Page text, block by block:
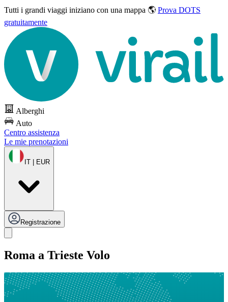
Tutti i grandi viaggi iniziano con una mappa 🌎 Prova DOTS
gratuitamente
Alberghi
Auto
Centro assistenza
Le mie prenotazioni
IT | EUR
Registrazione
Roma a Trieste Volo